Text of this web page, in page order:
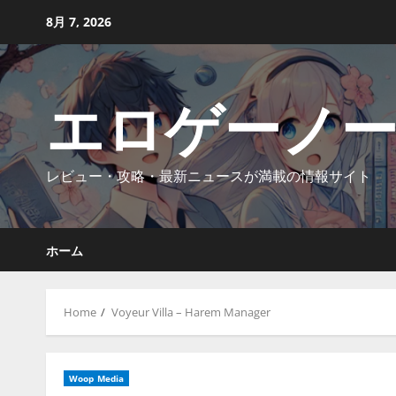
content
8月 7, 2026
エロゲーノ
レビュー・攻略・最新ニュースが満載の情報サイト
ホーム
Home Voyeur Villa – Harem Manager
Woop Media